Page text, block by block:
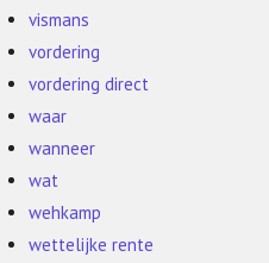
vismans
vordering
vordering direct
waar
wanneer
wat
wehkamp
wettelijke rente